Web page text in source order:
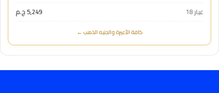
عيار 18
5,249 ج.م
كافة الأعيرة والجنيه الذهب ←